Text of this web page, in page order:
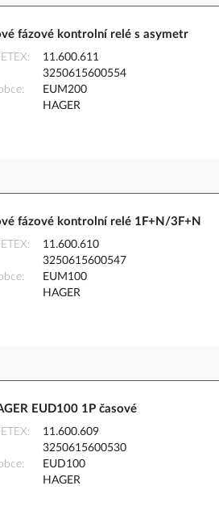
fázové kontrolní relé s asymetr
11.600.611
3250615600554
EUM200
HAGER
fázové kontrolní relé 1F+N/3F+N
11.600.610
3250615600547
EUM100
HAGER
EUD100 1P časové
11.600.609
3250615600530
EUD100
HAGER